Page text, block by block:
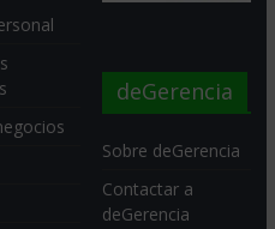
deGerencia
Sobre deGerencia
Contactar a
deGerencia